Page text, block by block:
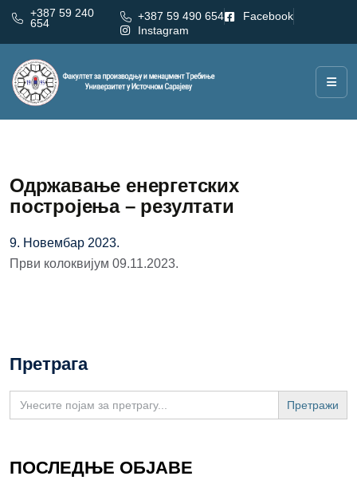
+387 59 240
654
+387 59 490 654
Facebook
Instagram
Одржавање енергетских
постројења – резултати
9. Новембар 2023.
Први колоквијум 09.11.2023.
Претрага
Search
for:
ПОСЛЕДЊЕ ОБЈАВЕ